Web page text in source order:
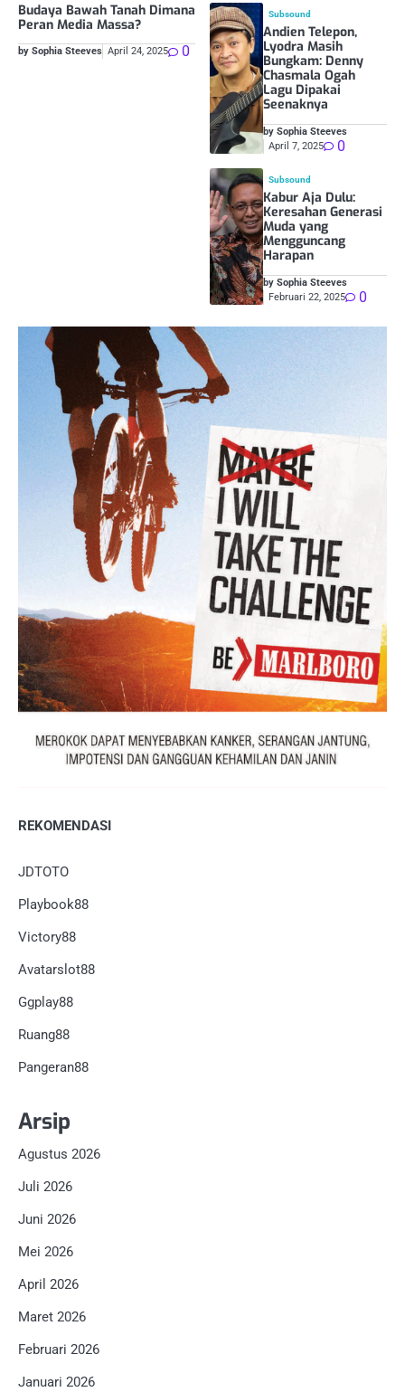
Budaya Bawah Tanah Dimana
Peran Media Massa?
by Sophia Steeves April 24, 2025 0
Subsound
Andien Telepon,
Lyodra Masih
Bungkam: Denny
Chasmala Ogah
Lagu Dipakai
Seenaknya
by Sophia Steeves
April 7, 2025
0
Subsound
Kabur Aja Dulu:
Keresahan Generasi
Muda yang
Mengguncang
Harapan
by Sophia Steeves
Februari 22, 2025
0
REKOMENDASI
JDTOTO
Playbook88
Victory88
Avatarslot88
Ggplay88
Ruang88
Pangeran88
Arsip
Agustus 2026
Juli 2026
Juni 2026
Mei 2026
April 2026
Maret 2026
Februari 2026
Januari 2026